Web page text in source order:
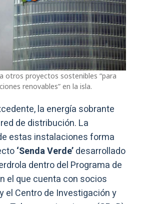
otros proyectos sostenibles “para
renovables” en la isla.
la energía sobrante
de distribución. La
estas instalaciones forma
‘Senda Verde’desarrollado
dentro del Programa de
el que cuenta con socios
el Centro de Investigación y